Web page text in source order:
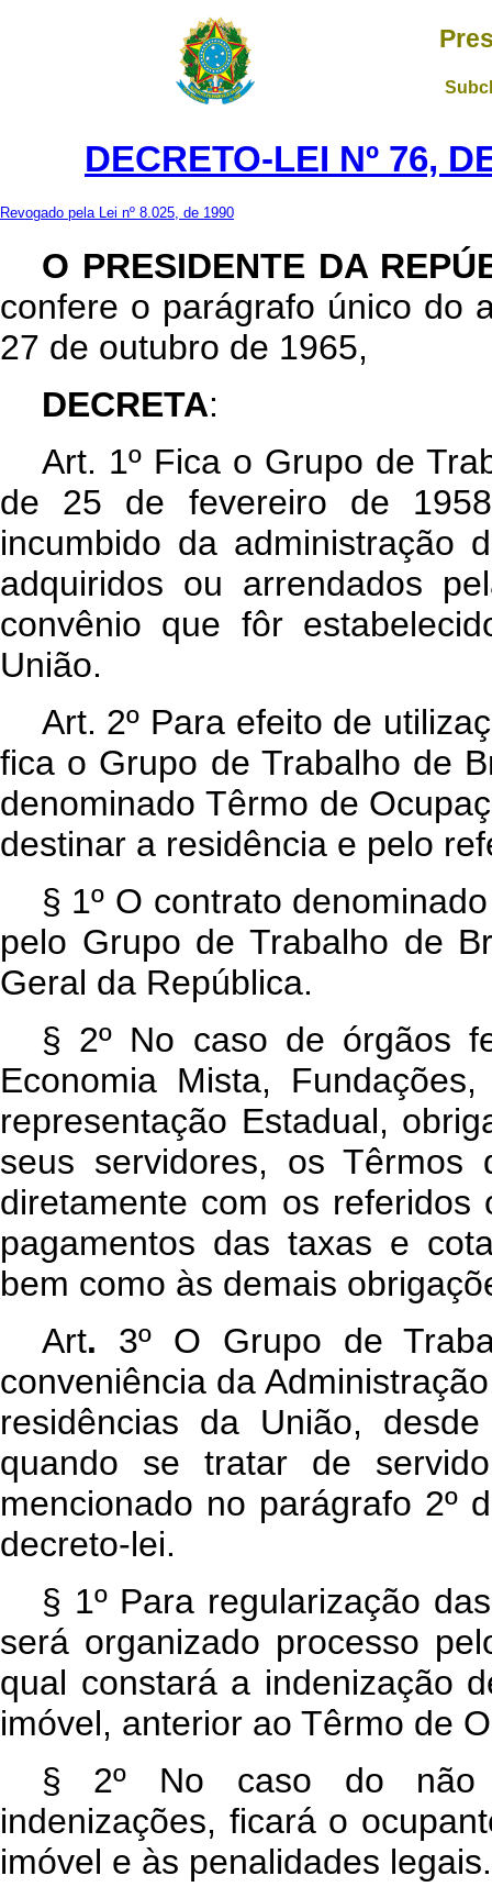
DECRETO-LEI Nº 76,
Revogado pela Lei nº 8.025, de 1990
O PRESIDENTE DA
confere o parágrafo único do
27 de outubro de 1965,
DECRETA:
Art. 1º Fica o Grupo de
de 25 de fevereiro de
incumbido da administração
adquiridos ou arrendados
convênio que fôr
União.
Art. 2º Para efeito de
fica o Grupo de Trabalho de
denominado Têrmo de
destinar a residência e pelo
§ 1º O contrato
pelo Grupo de Trabalho de
Geral da República.
§ 2º No caso de órgãos
Economia Mista,
representação Estadual,
seus servidores, os Têrmos
diretamente com os
pagamentos das taxas e
bem como às demais
Art. 3º O Grupo de
conveniência da
residências da União,
quando se tratar de
mencionado no parágrafo 2º
decreto-lei.
§ 1º Para regularização
será organizado processo
qual constará a indenização
imóvel, anterior ao Têrmo de
§ 2º No caso do não
indenizações, ficará o
imóvel e às penalidades legais.